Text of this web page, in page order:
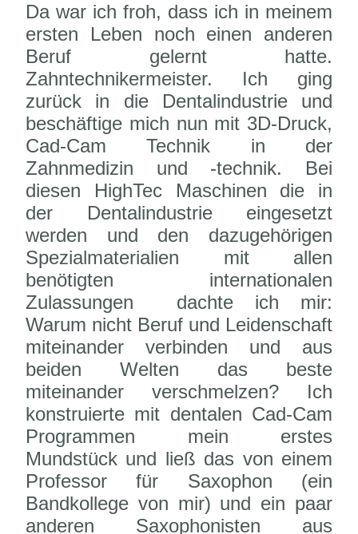
Da war ich froh, dass ich in meinem
ersten Leben noch einen anderen
Beruf gelernt hatte.
Zahntechnikermeister. Ich ging
zurück in die Dentalindustrie und
beschäftige mich nun mit 3D-Druck,
Cad-Cam Technik in der
Zahnmedizin und -technik. Bei
diesen HighTec Maschinen die in
der Dentalindustrie eingesetzt
werden und den dazugehörigen
Spezialmaterialien mit allen
benötigten internationalen
Zulassungen dachte ich mir:
Warum nicht Beruf und Leidenschaft
miteinander verbinden und aus
beiden Welten das beste
miteinander verschmelzen? Ich
konstruierte mit dentalen Cad-Cam
Programmen mein erstes
Mundstück und ließ das von einem
Professor für Saxophon (ein
Bandkollege von mir) und ein paar
anderen Saxophonisten aus